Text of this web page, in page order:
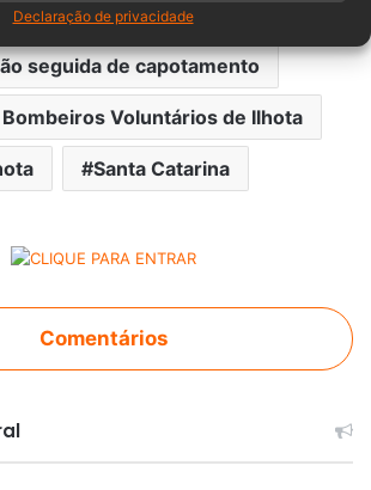
Declaração de privacidade
Acidente de trânsito
seguida de capotamento
Voluntários de Ilhota
Santa Catarina
Comentários